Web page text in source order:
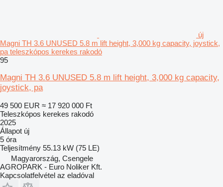
új
Magni TH 3.6 UNUSED 5.8 m lift height, 3,000 kg capacity, joystick,
pa teleszkópos kerekes rakodó
95
Magni TH 3.6 UNUSED 5.8 m lift height, 3,000 kg capacity,
joystick, pa
49 500 EUR ≈ 17 920 000 Ft
Teleszkópos kerekes rakodó
2025
Állapot új
5 óra
Teljesítmény 55.13 kW (75 LE)
Magyarország, Csengele
AGROPARK - Euro Noliker Kft.
Kapcsolatfelvétel az eladóval